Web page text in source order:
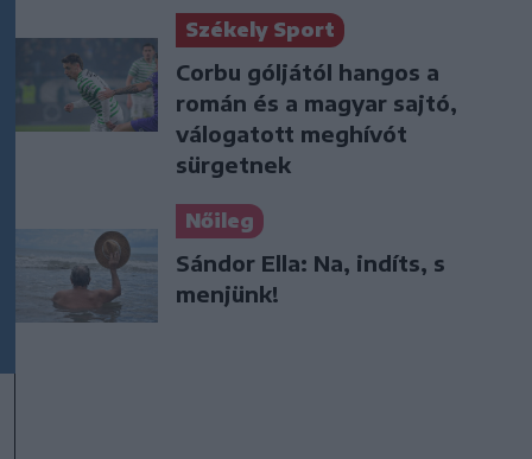
Székely Sport
Corbu góljától hangos a
román és a magyar sajtó,
válogatott meghívót
sürgetnek
Nőileg
Sándor Ella: Na, indíts, s
menjünk!